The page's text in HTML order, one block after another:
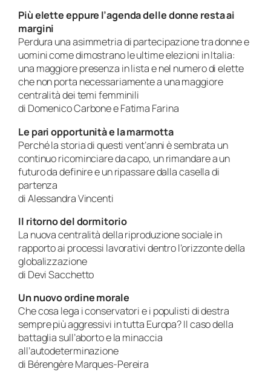
Più elette eppure l’agenda delle donne resta ai
margini
Perdura una asimmetria di partecipazione tra donne e
uomini come dimostrano le ultime elezioni in Italia:
una maggiore presenza in lista e nel numero di elette
che non porta necessariamente a una maggiore
centralità dei temi femminili
di Domenico Carbone e Fatima Farina
Le pari opportunità e la marmotta
Perché la storia di questi vent’anni è sembrata un
continuo ricominciare da capo, un rimandare a un
futuro da definire e un ripassare dalla casella di
partenza
di Alessandra Vincenti
Il ritorno del dormitorio
La nuova centralità della riproduzione sociale in
rapporto ai processi lavorativi dentro l’orizzonte della
globalizzazione
di Devi Sacchetto
Un nuovo ordine morale
Che cosa lega i conservatori e i populisti di destra
sempre più aggressivi in tutta Europa? Il caso della
battaglia sull’aborto e la minaccia
all’autodeterminazione
di Bérengère Marques-Pereira